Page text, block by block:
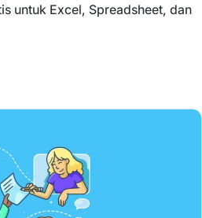
untuk Excel, Spreadsheet, dan